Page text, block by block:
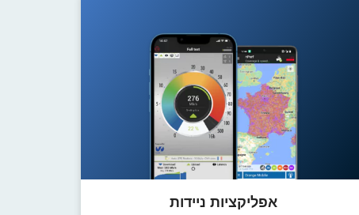
אפליקציות ניידות